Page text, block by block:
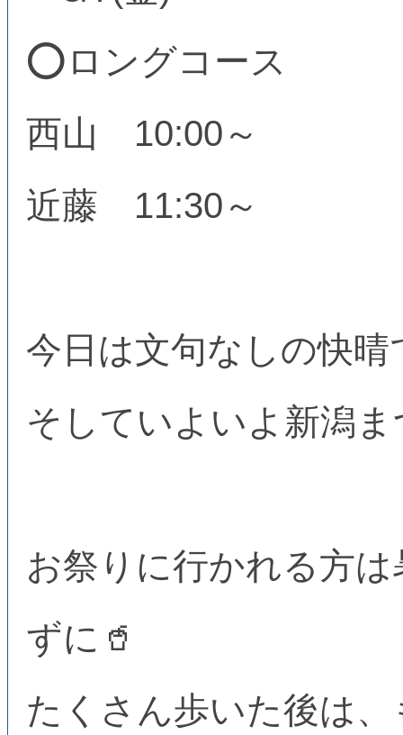
⭕ロングコース
西山 10:00～
近藤 11:30～
今日は文句なしの快晴
そしていよいよ新潟
お祭りに行かれる方
ずに🥤
たくさん歩いた後は